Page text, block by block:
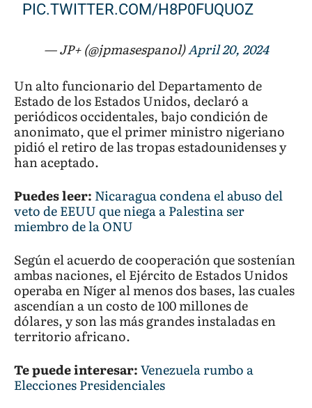
PIC.TWITTER.COM/H8P0FUQUOZ
— JP+ (@jpmasespanol)April 20, 2024
Un alto funcionario del Departamento de
Estado de los Estados Unidos, declaró a
periódicos occidentales, bajo condición de
anonimato, que el primer ministro nigeriano
pidió el retiro de las tropas estadounidenses y
han aceptado.
Puedes leer: Nicaragua condena el abuso del
veto de EEUU que niega a Palestina ser
miembro de la ONU
Según el acuerdo de cooperación que sostenían
ambas naciones, el Ejército de Estados Unidos
operaba en Níger al menos dos bases, las cuales
ascendían a un costo de 100 millones de
dólares, y son las más grandes instaladas en
territorio africano.
Te puede interesar:Venezuela rumbo a
Elecciones Presidenciales